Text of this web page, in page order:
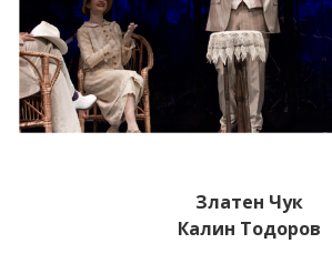
Златен Чук
Калин Тодоров